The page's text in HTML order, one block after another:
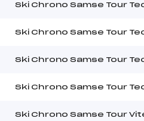
Ski Chrono Samse Tour
Ski Chrono Samse Tour
Ski Chrono Samse Tour
Ski Chrono Samse Tour
Ski Chrono Samse Tour